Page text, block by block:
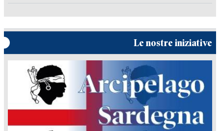
Le nostre iniziative